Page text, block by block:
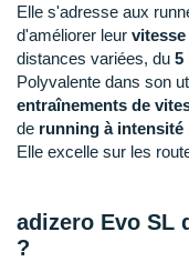
Elle s'adresse aux
d'améliorer leur vitesse
distances variées, du 5
Polyvalente dans son
entraînements de
de running à intensité
Elle excelle sur les
adizero Evo SL
?
Puma
Raidlight
Reebok
Saucony